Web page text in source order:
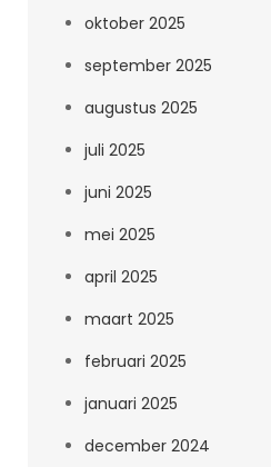
oktober 2025
september 2025
augustus 2025
juli 2025
juni 2025
mei 2025
april 2025
maart 2025
februari 2025
januari 2025
december 2024